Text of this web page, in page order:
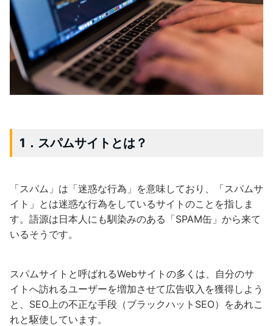
1．スパムサイトとは？
「スパム」は「迷惑な行為」を意味しており、「スパムサ
イト」とは迷惑な行為をしているサイトのことを指しま
す。語源は日本人にも馴染みのある「SPAM缶」から来て
いるそうです。
スパムサイトと呼ばれるWebサイトの多くは、自分のサ
イトへ訪れるユーザーを増加させて広告収入を獲得しよう
と、SEO上の不正な手段（ブラックハットSEO）をあれこ
れと駆使しています。